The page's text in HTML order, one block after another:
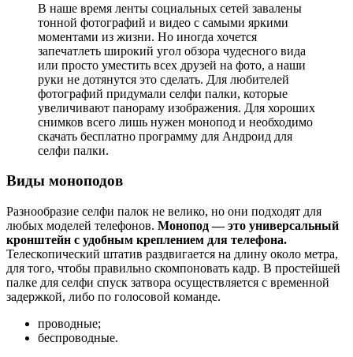
В наше время ленты социальных сетей завалены
тонной фотографий и видео с самыми яркими
моментами из жизни. Но иногда хочется
запечатлеть широкий угол обзора чудесного вида
или просто уместить всех друзей на фото, а наши
руки не дотянутся это сделать. Для любителей
фотографий придумали селфи палки, которые
увеличивают панораму изображения. Для хороших
снимков всего лишь нужен монопод и необходимо
скачать бесплатно программу для Aндроид для
селфи палки.
Виды моноподов
Разнообразие селфи палок не велико, но они подходят для
любых моделей телефонов. Монопод — это универсальный
кронштейн с удобным креплением для телефона.
Телескопический штатив раздвигается на длину около метра,
для того, чтобы правильно скомпоновать кадр. В простейшей
палке для селфи спуск затвора осуществляется с временной
задержкой, либо по голосовой команде.
проводные;
беспроводные.